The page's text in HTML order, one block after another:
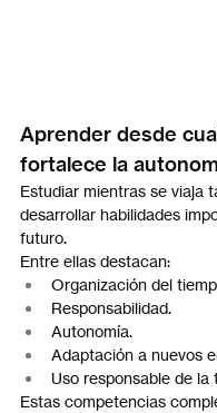
Aprender desde
fortalece la
Estudiar mientras se viaja
desarrollar habilidades
futuro.
Entre ellas destacan:
Organización del
Responsabilidad.
Autonomía.
Adaptación a nuevos
Uso responsable de la
Estas competencias